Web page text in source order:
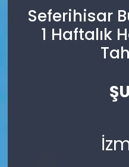
Seferihisar
1 Haftalık
Tüm Manşetler
Son Dakika